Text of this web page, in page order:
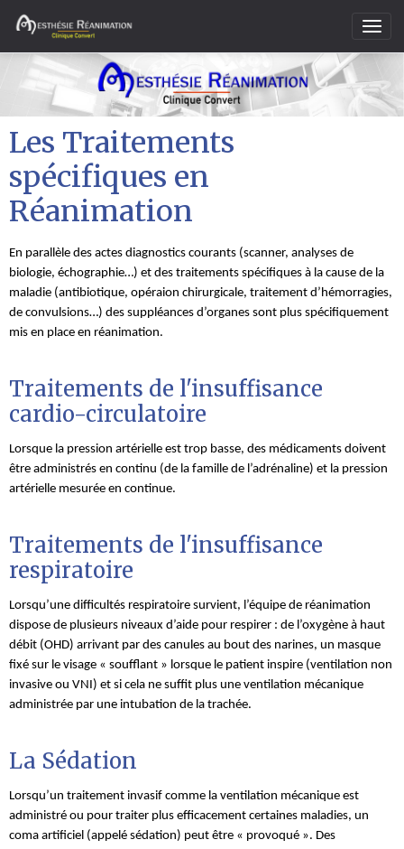
Les Traitements
spécifiques en
Réanimation
En parallèle des actes diagnostics courants (scanner, analyses de
biologie, échographie…) et des traitements spécifiques à la cause de la
maladie (antibiotique, opéraion chirurgicale, traitement d’hémorragies,
de convulsions…) des suppléances d’organes sont plus spécifiquement
mis en place en réanimation.
Traitements de l'insuffisance
cardio-circulatoire
Lorsque la pression artérielle est trop basse, des médicaments doivent
être administrés en continu (de la famille de l’adrénaline) et la pression
artérielle mesurée en continue.
Traitements de l'insuffisance
respiratoire
Lorsqu’une difficultés respiratoire survient, l’équipe de réanimation
dispose de plusieurs niveaux d’aide pour respirer : de l’oxygène à haut
débit (OHD) arrivant par des canules au bout des narines, un masque
fixé sur le visage « soufflant » lorsque le patient inspire (ventilation non
invasive ou VNI) et si cela ne suffit plus une ventilation mécanique
administrée par une intubation de la trachée.
La Sédation
Lorsqu’un traitement invasif comme la ventilation mécanique est
administré ou pour traiter plus efficacement certaines maladies, un
coma artificiel (appelé sédation) peut être « provoqué ». Des